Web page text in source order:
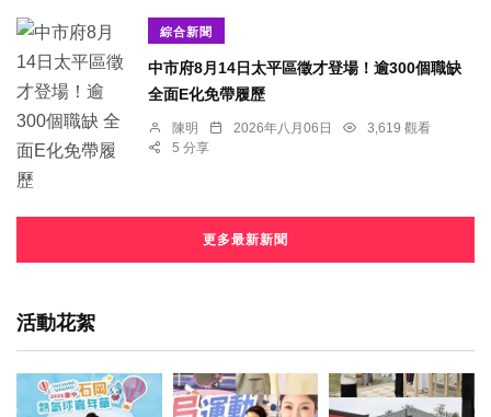
綜合新聞
中市府8月14日太平區徵才登場！逾300個職缺
全面E化免帶履歷
陳明 2026年八月06日
3,619 觀看
5 分享
更多最新新聞
活動花絮